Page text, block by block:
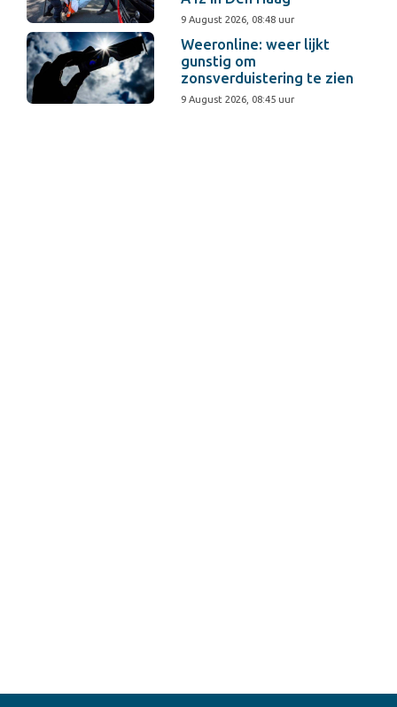
9 August 2026, 08:48 uur
Weeronline: weer lijkt
gunstig om
zonsverduistering te zien
9 August 2026, 08:45 uur